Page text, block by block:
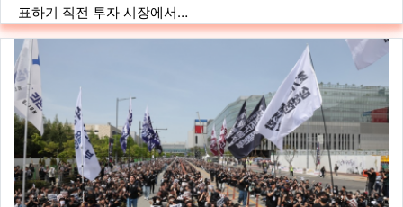
표하기 직전 투자 시장에서…